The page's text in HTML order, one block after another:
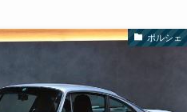
ポルシェ